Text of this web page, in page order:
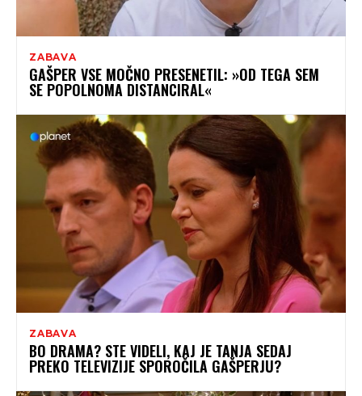
ZABAVA
GAŠPER VSE MOČNO PRESENETIL: »OD TEGA SEM
SE POPOLNOMA DISTANCIRAL«
ZABAVA
BO DRAMA? STE VIDELI, KAJ JE TANJA SEDAJ
PREKO TELEVIZIJE SPOROČILA GAŠPERJU?